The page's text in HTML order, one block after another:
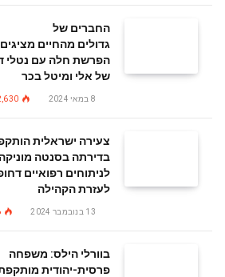
החברים של
גדולים מהחיים
הפרשת חלה עם נטלי
של אלי ומיטל בכר
8 במאי 2024
צעירה ישראלית
בדירתה בסנטה
לניתוחים רפואיים
לעזרת הקהילה
13 בנובמבר 2024
בוורלי הילס: משפחה
פרסית-יהודית